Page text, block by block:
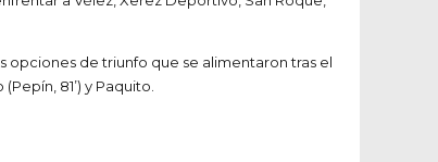
opciones de triunfo que se alimentaron tras el
81’) y Paquito.